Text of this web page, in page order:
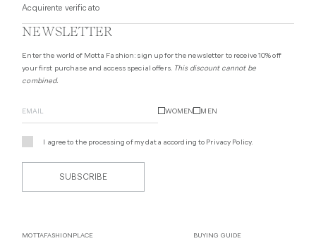
Acquirente verificato
NEWSLETTER
Enter the world of Motta Fashion: sign up for the newsletter to receive 10% off
your first purchase and access special offers. This discount cannot be
combined.
WOMEN MEN
I agree to the processing of my data according to Privacy Policy.
SUBSCRIBE
MOTTAFASHIONPLACE BUYING GUIDE